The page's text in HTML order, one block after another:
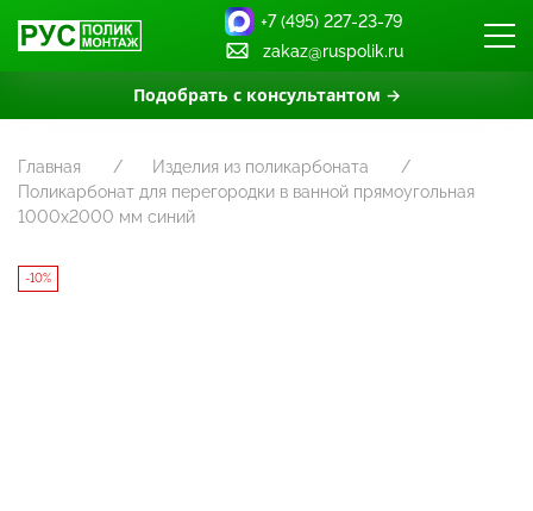
Подобрать с консультантом →
+7 (495) 227-23-79
zakaz@ruspolik.ru
Главная
Изделия из поликарбоната
Поликарбонат для перегородки в ванной прямоугольная
1000х2000 мм синий
-10%